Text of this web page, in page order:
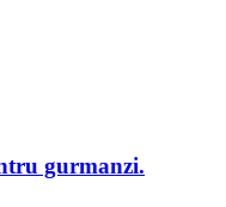
gurmanzi.